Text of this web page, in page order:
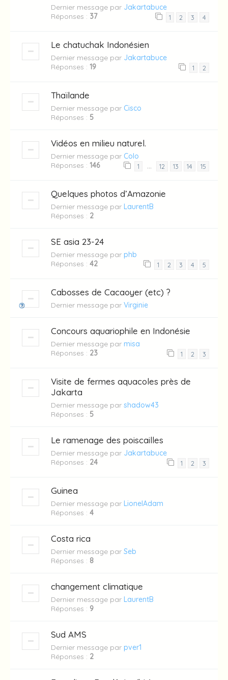
Dernier message par Jakartabuce
Réponses : 37 1 2 3 4
Le chatuchak Indonésien
Dernier message par Jakartabuce
Réponses : 19 1 2
Thaïlande
Dernier message par Cisco
Réponses : 5
Vidéos en milieu naturel.
Dernier message par Colo
Réponses : 146 1 … 12 13 14 15
Quelques photos d’Amazonie
Dernier message par LaurentB
Réponses : 2
SE asia 23-24
Dernier message par phb
Réponses : 42 1 2 3 4 5
Cabosses de Cacaoyer (etc) ?
Dernier message par Virginie
Concours aquariophile en Indonésie
Dernier message par misa
Réponses : 23 1 2 3
Visite de fermes aquacoles près de
Jakarta
Dernier message par shadow43
Réponses : 5
Le ramenage des poiscailles
Dernier message par Jakartabuce
Réponses : 24 1 2 3
Guinea
Dernier message par LionelAdam
Réponses : 4
Costa rica
Dernier message par Seb
Réponses : 8
changement climatique
Dernier message par LaurentB
Réponses : 9
Sud AMS
Dernier message par pver1
Réponses : 2